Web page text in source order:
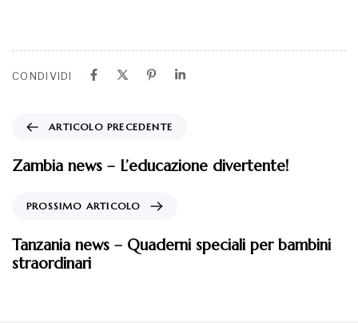
CONDIVIDI
ARTICOLO PRECEDENTE
Zambia news – L’educazione divertente!
PROSSIMO ARTICOLO
Tanzania news – Quaderni speciali per bambini
straordinari